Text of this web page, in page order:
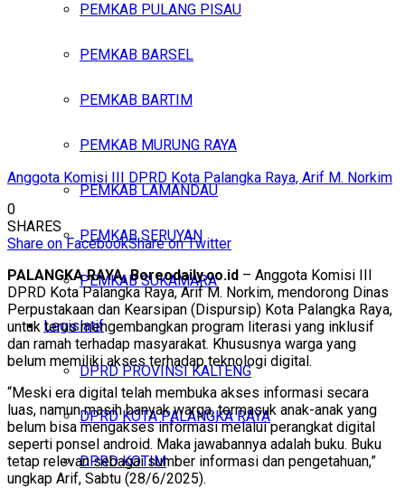
PEMKAB PULANG PISAU
PEMKAB BARSEL
PEMKAB BARTIM
PEMKAB MURUNG RAYA
PEMKAB LAMANDAU
PEMKAB SERUYAN
PEMKAB SUKAMARA
Legislatif
DPRD PROVINSI KALTENG
DPRD KOTA PALANGKA RAYA
DPRD KOTIM
Anggota Komisi III DPRD Kota Palangka Raya, Arif M. Norkim
0
SHARES
Share on FacebookShare on Twitter
PALANGKA RAYA, Boreodaily.co.id – Anggota Komisi III
DPRD Kota Palangka Raya, Arif M. Norkim, mendorong Dinas
Perpustakaan dan Kearsipan (Dispursip) Kota Palangka Raya,
untuk terus mengembangkan program literasi yang inklusif
dan ramah terhadap masyarakat. Khususnya warga yang
belum memiliki akses terhadap teknologi digital.
“Meski era digital telah membuka akses informasi secara
luas, namun masih banyak warga, termasuk anak-anak yang
belum bisa mengakses informasi melalui perangkat digital
seperti ponsel android. Maka jawabannya adalah buku. Buku
tetap relevan sebagai sumber informasi dan pengetahuan,”
ungkap Arif, Sabtu (28/6/2025).